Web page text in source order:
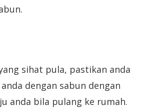
sihat pula, pastikan anda
dengan sabun dengan
anda bila pulang ke rumah.